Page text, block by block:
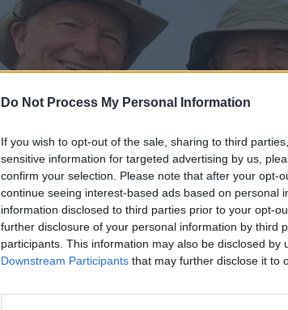
Do Not Process My Personal Information
If you wish to opt-out of the sale, sharing to third
sensitive information for targeted advertising by us,
confirm your selection. Please note that after your opt-
continue seeing interest-based ads based on personal
information disclosed to third parties prior to your opt-
further disclosure of your personal information by third
participants. This information may also be disclosed by
Downstream Participants that may further disclose it to